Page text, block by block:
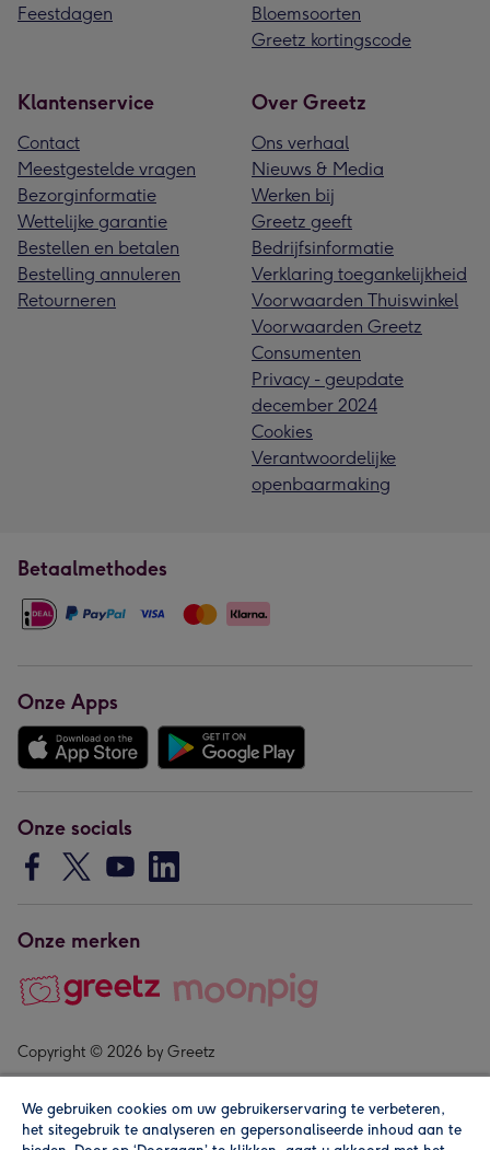
Feestdagen
Bloemsoorten
Greetz kortingscode
Klantenservice
Contact
Meestgestelde vragen
Bezorginformatie
Wettelijke garantie
Bestellen en betalen
Bestelling annuleren
Retourneren
Over Greetz
Ons verhaal
Nieuws & Media
Werken bij
Greetz geeft
Bedrijfsinformatie
Verklaring toegankelijkheid
Voorwaarden Thuiswinkel
Voorwaarden Greetz
Consumenten
Privacy - geupdate
december 2024
Cookies
Verantwoordelijke
openbaarmaking
Betaalmethodes
Onze Apps
Onze socials
Onze merken
Copyright © 2026 by Greetz
We gebruiken cookies om uw gebruikerservaring te verbeteren,
het sitegebruik te analyseren en gepersonaliseerde inhoud aan te